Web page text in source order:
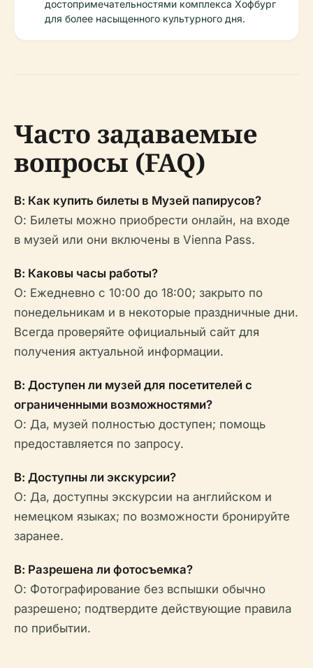
достопримечательностями комплекса Хофбург
для более насыщенного культурного дня.
Часто задаваемые
вопросы (FAQ)
В: Как купить билеты в Музей папирусов?
О: Билеты можно приобрести онлайн, на входе
в музей или они включены в Vienna Pass.
В: Каковы часы работы?
О: Ежедневно с 10:00 до 18:00; закрыто по
понедельникам и в некоторые праздничные дни.
Всегда проверяйте официальный сайт для
получения актуальной информации.
В: Доступен ли музей для посетителей с
ограниченными возможностями?
О: Да, музей полностью доступен; помощь
предоставляется по запросу.
В: Доступны ли экскурсии?
О: Да, доступны экскурсии на английском и
немецком языках; по возможности бронируйте
заранее.
В: Разрешена ли фотосъемка?
О: Фотографирование без вспышки обычно
разрешено; подтвердите действующие правила
по прибытии.